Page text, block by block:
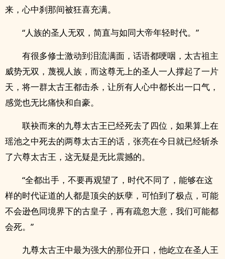
来，心中刹那间被狂喜充满。
“人族的圣人无双，简直与如同大帝年轻时代。”
有很多修士激动到泪流满面，话语都哽咽，太古祖主
威势无双，蔑视人族，而这尊无上的圣人一人撑起了一片
天，将一群太古王都击杀，让所有人心中都长出一口气，
感觉也无比痛快和自豪。
联袂而来的九尊太古王已经死去了四位，如果算上在
瑶池之中死去的两尊太古王的话，张亮在今日就已经斩杀
了六尊太古王，这无疑是无比震撼的。
“全都出手，不要再观望了，时代不同了，能够在这
样的时代证道的人都是顶尖的妖孽，可怕到了极点，可能
不会逊色同境界下的古皇子，再有疏忽大意，我们可能都
会死。”
九尊太古王中最为强大的那位开口，他屹立在圣人王